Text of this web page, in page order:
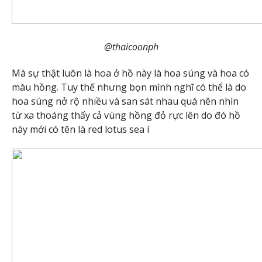
@thaicoonph
Mà sự thật luôn là hoa ở hồ này là hoa súng và hoa có
màu hồng. Tuy thế nhưng bọn mình nghĩ có thể là do
hoa súng nở rộ nhiều và san sát nhau quá nên nhìn
từ xa thoáng thấy cả vùng hồng đỏ rực lên do đó hồ
này mới có tên là red lotus sea í